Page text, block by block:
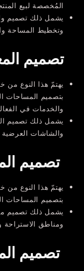
المُخصصة لبيع
يشمل ذلك تصميم
وتخطيط المساحة
تصميم
يهتمّ هذا النوع من
بتصميم المساحات
والخدمات في
يشمل ذلك تصميم
والشاشات العرضية
تصميم
يهتمّ هذا النوع من
بتصميم المساحات
يشمل ذلك تصميم
ومناطق الاستراحة
تصميم